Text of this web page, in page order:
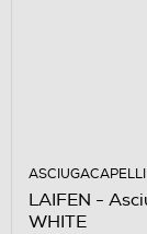
ASCIUGACAPELLI
LAIFEN -
WHITE